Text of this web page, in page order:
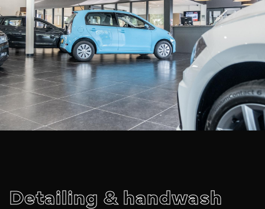
Detailing & handwash